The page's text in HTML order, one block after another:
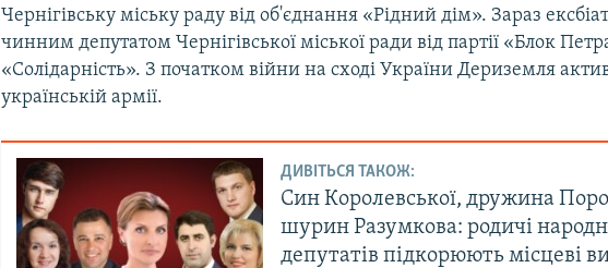
Чернігівську міську раду від об'єднання «Рідний дім». Зараз
чинним депутатом Чернігівської міської ради від партії «Блок
«Солідарність». З початком війни на сході України Дериземля
українській армії.
ДИВІТЬСЯ ТАКОЖ:
Син Королевської, дружина
шурин Разумкова: родичі
депутатів підкорюють місцеві